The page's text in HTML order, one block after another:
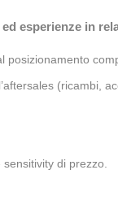
esperienze in
(ricambi,
di prezzo.